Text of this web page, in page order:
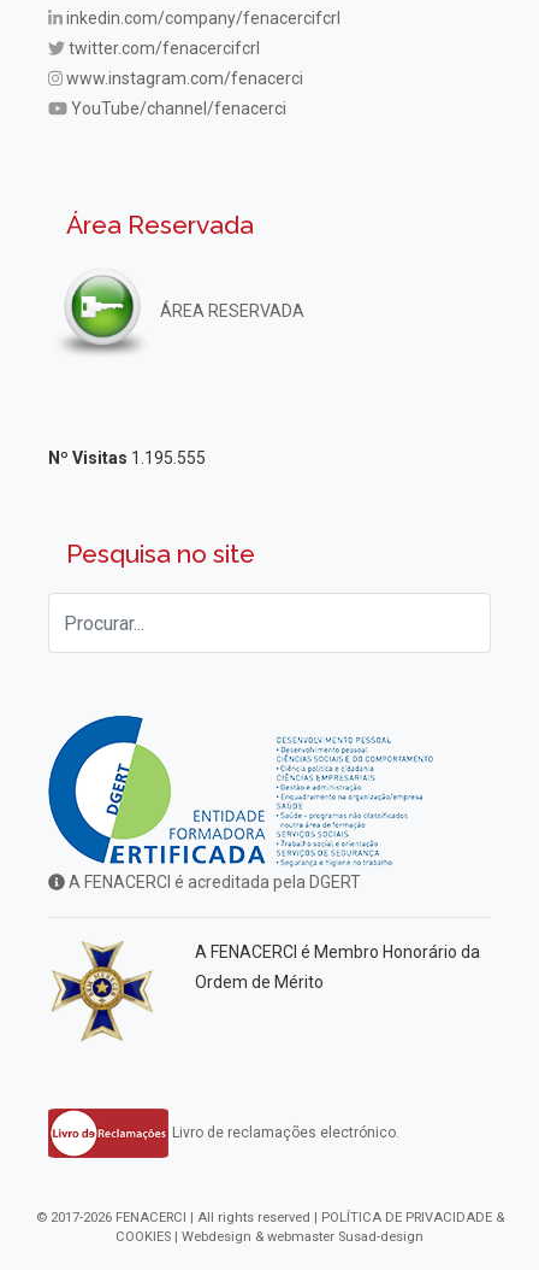
inkedin.com/company/fenacercifcrl
twitter.com/fenacercifcrl
www.instagram.com/fenacerci
YouTube/channel/fenacerci
Área Reservada
ÁREA RESERVADA
Nº Visitas 1.195.555
Pesquisa no site
A FENACERCI é acreditada pela DGERT
A FENACERCI é Membro Honorário da
Ordem de Mérito
Livro de reclamações electrónico.
© 2017-2026 FENACERCI | All rights reserved | POLÍTICA DE PRIVACIDADE &
COOKIES | Webdesign & webmaster Susad-design